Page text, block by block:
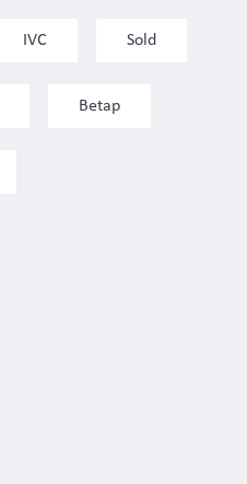
IVC Sold
Betap